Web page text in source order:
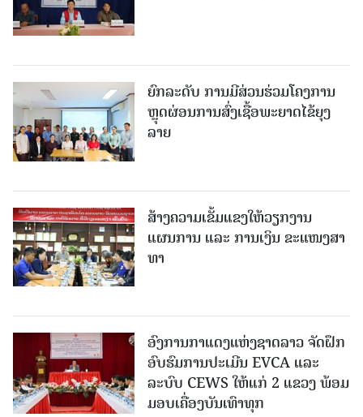
ຍົກລະດັບ ການມີສ່ວນຮ່ວມໂຄງການ
ຫຼຸດຜ່ອນການສົ່ງເຊື້ອພະຍາດໄຂ້ຍຸງ
ລາຍ
ສ້າງຄວາມເຂັ້ມແຂງໃຫ້ວຽກງານ
ແຜນການ ແລະ ການເງິນ ຂະແໜງສາ
ທາ
ອົງການກາແດງແຫ່ງຊາດລາວ ຈັດຝຶກ
ອົບຮົມການປະເມີນ EVCA ແລະ
ລະບົບ CEWS ໃຫ້ແກ່ 2 ແຂວງ ພ້ອມ
ມອບເຄື່ອງບັນເທົາທຸກ